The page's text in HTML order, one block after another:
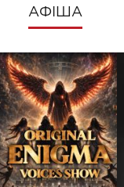
АФІША